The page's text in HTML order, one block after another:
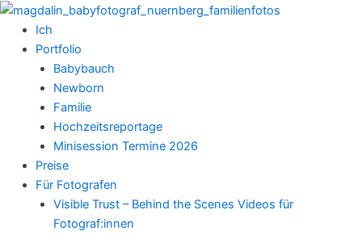
Zum
Inhalt
springen
Ich
Portfolio
Babybauch
Newborn
Familie
Hochzeitsreportage
Minisession Termine 2026
Preise
Für Fotografen
Visible Trust – Behind the Scenes Videos für
Fotograf:innen